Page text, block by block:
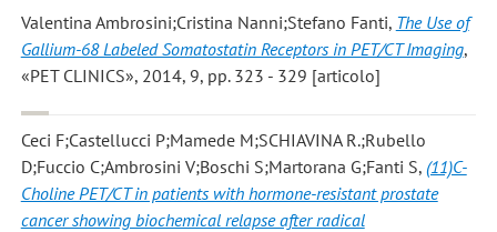
Valentina Ambrosini;Cristina Nanni;Stefano Fanti, The Use of
Gallium-68 Labeled Somatostatin Receptors in PET/CT Imaging,
«PET CLINICS», 2014, 9, pp. 323 - 329 [articolo]
Ceci F;Castellucci P;Mamede M;SCHIAVINA R.;Rubello
D;Fuccio C;Ambrosini V;Boschi S;Martorana G;Fanti S, (11)C-
Choline PET/CT in patients with hormone-resistant prostate
cancer showing biochemical relapse after radical